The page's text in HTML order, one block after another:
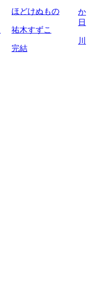
ほどけぬもの
祐木すずこ
完結
か
日
川